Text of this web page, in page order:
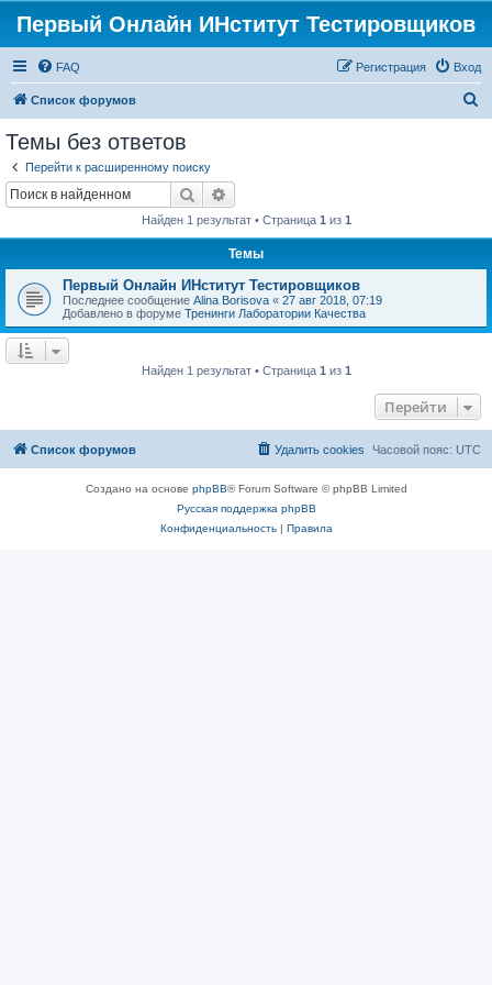
Первый Онлайн ИНститут Тестировщиков
FAQ Вход
Регистрация
Список форумов
Темы без ответов
Перейти к расширенному поиску
Поиск
Найден 1 результат • Страница 1 из 1
Темы
Первый Онлайн ИНститут Тестировщиков
Последнее сообщение Alina Borisova « 27 авг 2018, 07:19
Добавлено в форуме Тренинги Лаборатории Качества
Найден 1 результат • Страница 1 из 1
Перейти
Список форумов Часовой пояс: UTC
Удалить cookies
Создано на основе phpBB® Forum Software © phpBB Limited
Русская поддержка phpBB
Конфиденциальность| Правила